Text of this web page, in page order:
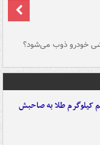
خودرو ذوب می‌شود؟
کیلوگرم طلا به صاحبش